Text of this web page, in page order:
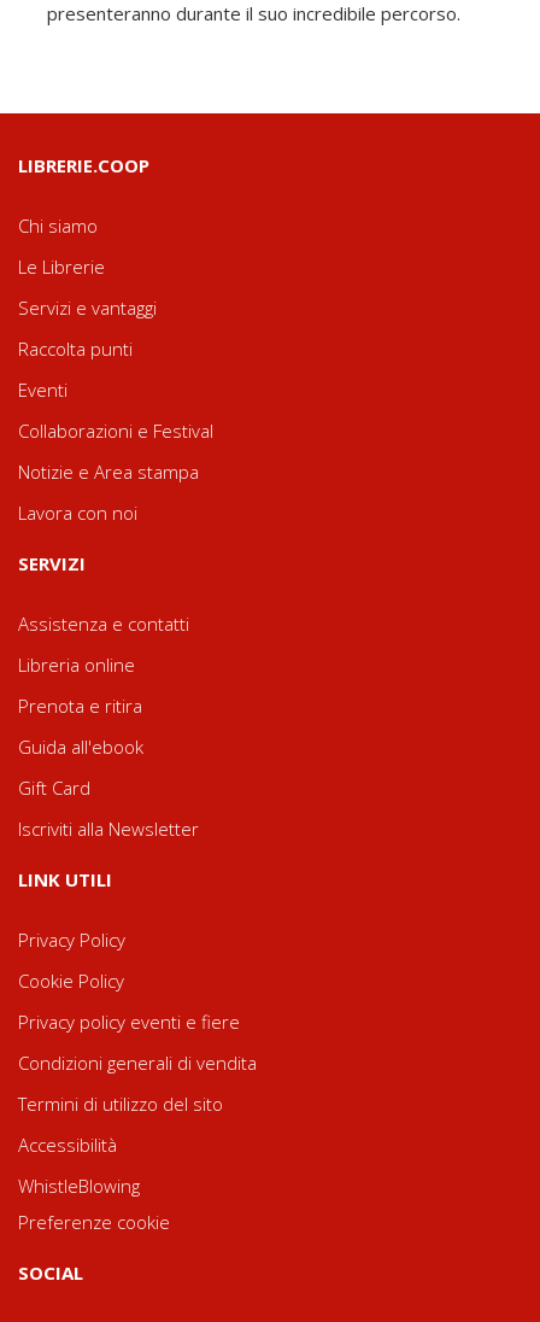
presenteranno durante il suo incredibile percorso.
LIBRERIE.COOP
Chi siamo
Le Librerie
Servizi e vantaggi
Raccolta punti
Eventi
Collaborazioni e Festival
Notizie e Area stampa
Lavora con noi
SERVIZI
Assistenza e contatti
Libreria online
Prenota e ritira
Guida all'ebook
Gift Card
Iscriviti alla Newsletter
LINK UTILI
Privacy Policy
Cookie Policy
Privacy policy eventi e fiere
Condizioni generali di vendita
Termini di utilizzo del sito
Accessibilità
WhistleBlowing
Preferenze cookie
SOCIAL